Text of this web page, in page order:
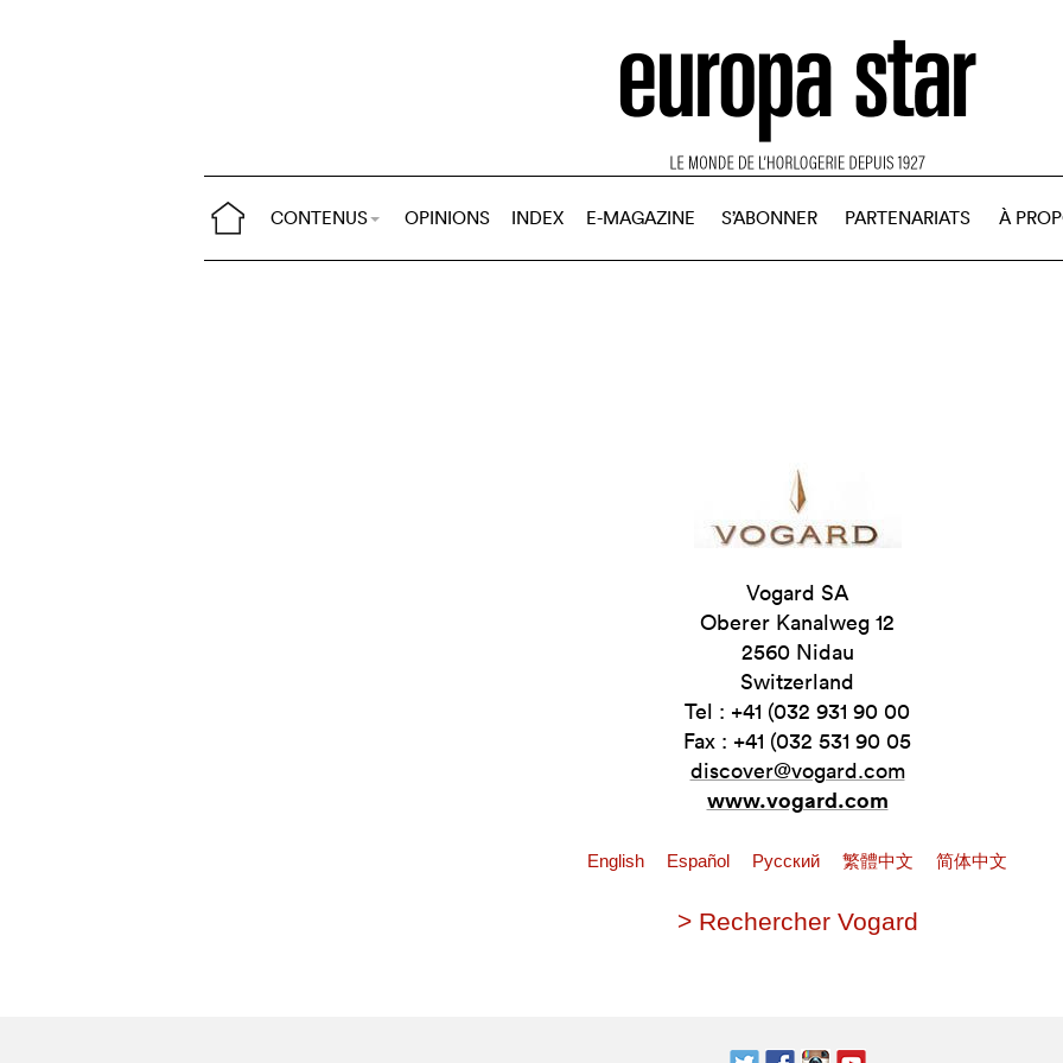
CONTENUS OPINIONS INDEX E-MAGAZINE S’ABONNER PARTENARIATS À
Vogard SA
Oberer Kanalweg 12
2560 Nidau
Switzerland
Tel : +41 (032 931 90 00
Fax : +41 (032 531 90 05
discover@vogard.com
www.vogard.com
English Español Pусский 繁體中文 简体中文
> Rechercher Vogard